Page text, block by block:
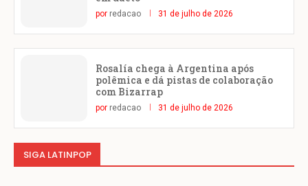
por redacao 31 de julho de 2026
Rosalía chega à Argentina após
polêmica e dá pistas de colaboração
com Bizarrap
por redacao 31 de julho de 2026
SIGA LATINPOP